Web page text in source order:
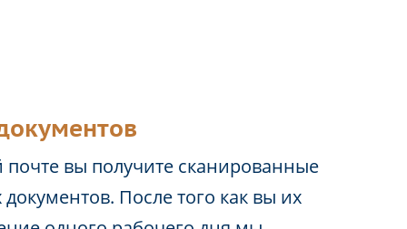
почте вы получите сканированные
После того как вы их